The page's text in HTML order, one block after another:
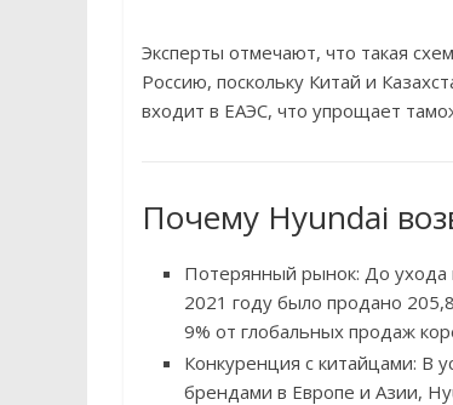
Эксперты отмечают, что такая
Россию, поскольку Китай и
входит в ЕАЭС, что упрощает
Почему Hyundai
Потерянный рынок: До
2021 году было продано
9% от глобальных продаж
Конкуренция с китайцами: В
брендами в Европе и Азии,